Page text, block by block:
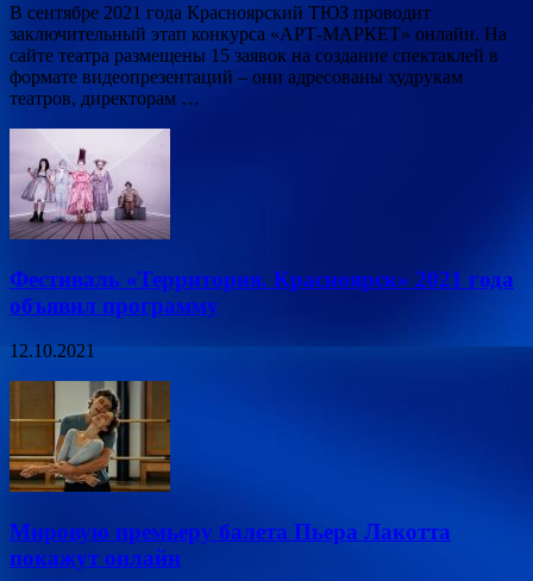
В сентябре 2021 года Красноярский ТЮЗ проводит
заключительный этап конкурса «АРТ-МАРКЕТ» онлайн. На
сайте театра размещены 15 заявок на создание спектаклей в
формате видеопрезентаций – они адресованы худрукам
театров, директорам …
Фестиваль «Территория. Красноярск» 2021 года
объявил программу
12.10.2021
Мировую премьеру балета Пьера Лакотта
покажут онлайн